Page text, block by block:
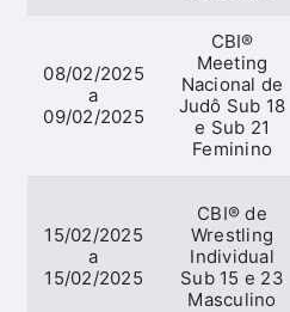
08/02/2025
a
09/02/2025
CBI®
Meeting
Nacional de
Judô Sub 18
e Sub 21
Feminino
15/02/2025
a
15/02/2025
CBI® de
Wrestling
Individual
Sub 15 e 23
Masculino